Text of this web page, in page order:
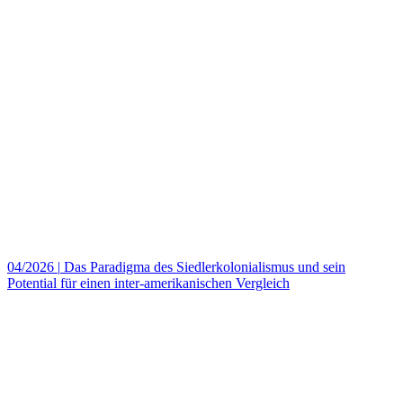
04/2026 | Das Paradigma des Siedlerkolonialismus und sein
Potential für einen inter-amerikanischen Vergleich